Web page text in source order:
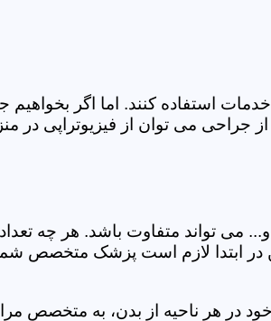
استفاده کنند. اما اگر بخواهیم
می توان از فیزیوتراپی در
و... می تواند متفاوت باشد. هر چه
در ابتدا لازم است پزشک متخصص
در هر ناحیه از بدن، به متخصص